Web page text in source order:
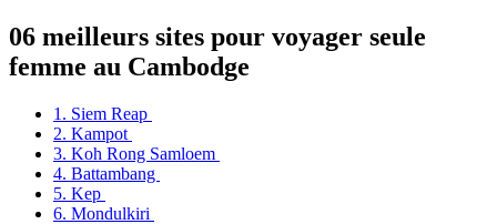
06 meilleurs sites pour voyager seule
femme au Cambodge
1. Siem Reap
2. Kampot
3. Koh Rong Samloem
4. Battambang
5. Kep
6. Mondulkiri